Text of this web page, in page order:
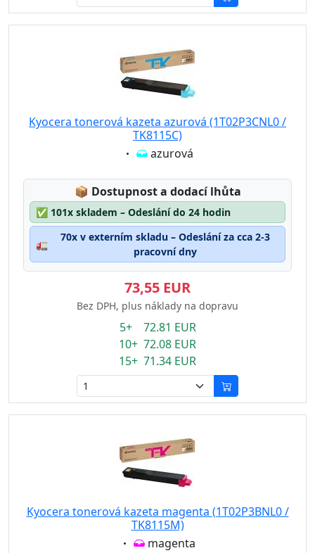
Kyocera tonerová kazeta azurová (1T02P3CNL0 /
TK8115C)
Eigenschaft:
azurová
📦 Lagerstatus:
Dostupnost a dodací lhůta
✅ 101x skladem – Odeslání do 24 hodin
🚛
70x v externím skladu – Odeslání za cca 2-3
pracovní dny
73,55 EUR
Bez DPH, plus náklady na dopravu
5+ 72.81 EUR
10+ 72.08 EUR
15+ 71.34 EUR
Kyocera tonerová kazeta magenta (1T02P3BNL0 /
TK8115M)
Eigenschaft:
magenta